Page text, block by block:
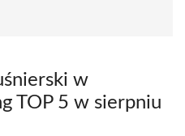
w
TOP 5 w sierpniu